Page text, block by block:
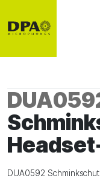
DUA0592